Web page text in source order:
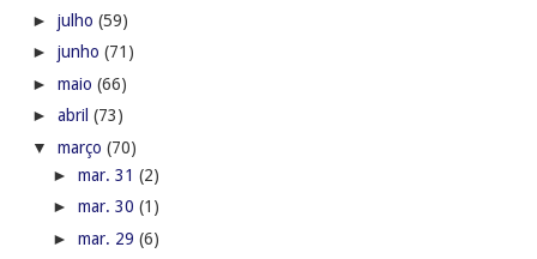
► julho (59)
► junho (71)
► maio (66)
► abril (73)
▼ março (70)
► mar. 31 (2)
► mar. 30 (1)
► mar. 29 (6)